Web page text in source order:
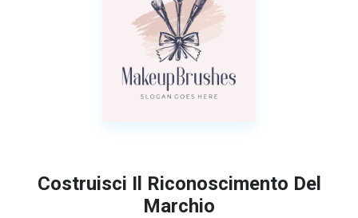
Costruisci Il Riconoscimento Del
Marchio